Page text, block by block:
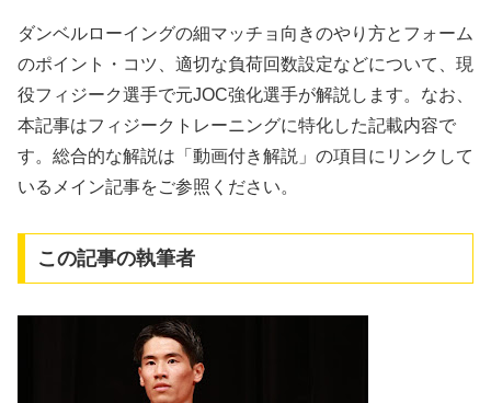
ダンベルローイングの細マッチョ向きのやり方とフォーム
のポイント・コツ、適切な負荷回数設定などについて、現
役フィジーク選手で元JOC強化選手が解説します。なお、
本記事はフィジークトレーニングに特化した記載内容で
す。総合的な解説は「動画付き解説」の項目にリンクして
いるメイン記事をご参照ください。
この記事の執筆者